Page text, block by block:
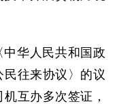
华人民共和国政
往来协议〉的议
互办多次签证，